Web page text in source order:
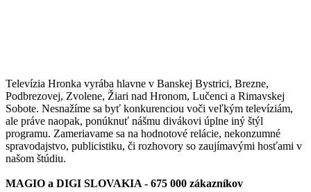
Televízia Hronka vyrába hlavne v Banskej Bystrici, Brezne,
Podbrezovej, Zvolene, Žiari nad Hronom, Lučenci a Rimavskej
Sobote. Nesnažíme sa byť konkurenciou voči veľkým televíziám,
ale práve naopak, ponúknuť nášmu divákovi úplne iný štýl
programu. Zameriavame sa na hodnotové relácie, nekonzumné
spravodajstvo, publicistiku, či rozhovory so zaujímavými hosťami v
našom štúdiu.
MAGIO a DIGI SLOVAKIA - 675 000 zákazníkov